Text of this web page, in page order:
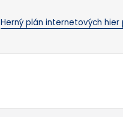
Herný plán internetových